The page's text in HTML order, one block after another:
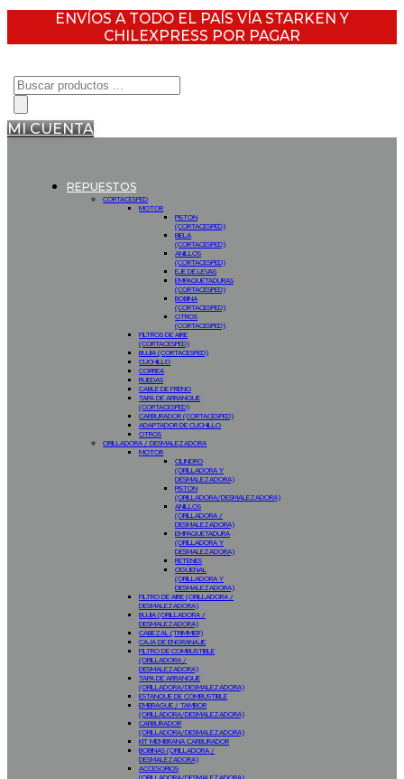
ENVÍOS A TODO EL PAÍS VÍA STARKEN Y
CHILEXPRESS POR PAGAR
Búsqueda
de
productos
MI CUENTA
REPUESTOS
CORTACESPED
MOTOR
PISTON
(CORTACESPED)
BIELA
(CORTACESPED)
ANILLOS
(CORTACESPED)
EJE DE LEVAS
EMPAQUETADURAS
(CORTACESPED)
BOBINA
(CORTACESPED)
OTROS
(CORTACESPED)
FILTROS DE AIRE
(CORTACESPED)
BUJIA (CORTACESPED)
CUCHILLO
CORREA
RUEDAS
CABLE DE FRENO
TAPA DE ARRANQUE
(CORTACESPED)
CARBURADOR (CORTACESPED)
ADAPTADOR DE CUCHILLO
OTROS
ORILLADORA / DESMALEZADORA
MOTOR
CILINDRO
(ORILLADORA Y
DESMALEZADORA)
PISTON
(ORILLADORA/DESMALEZADORA)
ANILLOS
(ORILLADORA /
DESMALEZADORA)
EMPAQUETADURA
(ORILLADORA Y
DESMALEZADORA)
RETENES
CIGÜEÑAL
(ORILLADORA Y
DESMALEZADORA)
FILTRO DE AIRE (ORILLADORA /
DESMALEZADORA)
BUJIA (ORILLADORA /
DESMALEZADORA)
CABEZAL (TRIMMER)
CAJA DE ENGRANAJE
FILTRO DE COMBUSTIBLE
(ORILLADORA /
DESMALEZADORA)
TAPA DE ARRANQUE
(ORILLADORA/DESMALEZADORA)
ESTANQUE DE COMBUSTIBLE
EMBRAGUE / TAMBOR
(ORILLADORA/DESMALEZADORA)
CARBURADOR
(ORILLADORA/DESMALEZADORA)
KIT MEMBRANA CARBURADOR
BOBINAS (ORILLADORA /
DESMALEZADORA)
ACCESORIOS